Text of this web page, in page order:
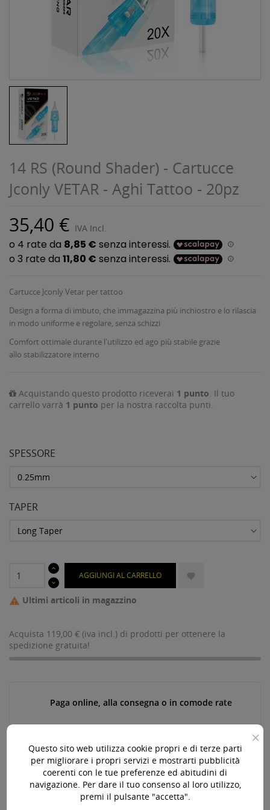
14 RS (Round Shader) - Cartucce
Jconly VETAR - Aghi Tattoo - 20pz
35,40 € IVA Incl.
Cartucce Jconly Vetar per tattoo
Design a forma di imbuto, che immagazzina più inchiostro e lo rilascia
in modo uniforme e regolare, senza schizzi
Comfort ottimale durante l'utilizzo ed ago più stabile grazie
allo stabilizzatore interno
Acquistando questo prodotto riceverai 1 punto . Il tuo
carrello varrà 1 punto per la nostra raccolta punti.
SPESSORE
TAPER
AGGIUNGI AL CARRELLO 
 Ultimi articoli in magazzino
Acquista 119,00 € (iva incl.) di prodotti per ottenere la
spedizione gratuita!
Paga online, alla consegna o in comode rate
Consegna in 24-48 ore lavorative*
Assistenza pre e post vendita
×
Questo sito web utilizza cookie propri e di terze parti
per migliorare i propri servizi e mostrarti pubblicità
coerenti con le tue preferenze ed abitudini di
navigazione. Per dare il tuo consenso al loro utilizzo,
premi il pulsante "accetta".